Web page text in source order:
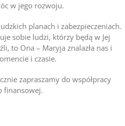
w jego rozwoju.
planach i zabezpieczeniach.
sobie ludzi, którzy będą w Jej
to Ona – Maryja znalazła nas i
i czasie.
zapraszamy do współpracy
finansowej.